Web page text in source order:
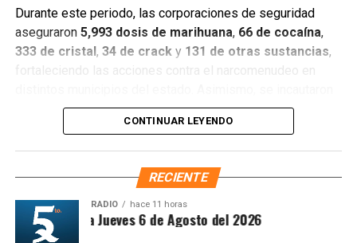
narcóticos, vehículos y cumplimentaron órdenes de
aprehensión contra personas presuntamente vinculadas
con delitos de alto impacto.
constantes, fortalecer la coordinación interinstitucional y
garantizar condiciones de seguridad, paz y bienestar para
Durante este periodo, las corporaciones de seguridad
aseguraron 5,993 dosis de marihuana, 66 de cocaína,
333 de cristal, 34 de crack y 131 de otras sustancias,
fortaleciendo las acciones contra el narcomenudeo en
seis armas cortas, una réplica,cuatro armas blancas
130 cartuchos, lo que representa un
Gracias a la coordinación tecnológica del C5 y al trabajo
operativo en campo, se recuperaron
automóviles y motocicletas. De estos, 25 unidades
vinculadas con probables delitos;
CONTINUAR LEYENDO
RECIENTE
RADIO hace 11 horas
Matutina Jueves 6 de Agosto del 2026